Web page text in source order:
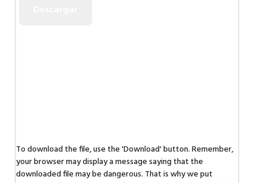
To download the file, use the 'Download' button. Remember,
your browser may display a message saying that the
downloaded file may be dangerous. That is why we put